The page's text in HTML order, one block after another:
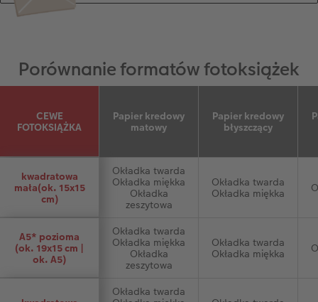
Porównanie formatów fotoksiążek
CEWE
FOTOKSIĄŻKA
Papier kredowy
matowy
Papier kredowy
błyszczący
kwadratowa
mała(ok. 15x15
cm)
Okładka twarda
Okładka miękka
Okładka
zeszytowa
Okładka twarda
Okładka miękka
A5* pozioma
(ok. 19x15 cm |
ok. A5)
Okładka twarda
Okładka miękka
Okładka
zeszytowa
Okładka twarda
Okładka miękka
Okładka twarda